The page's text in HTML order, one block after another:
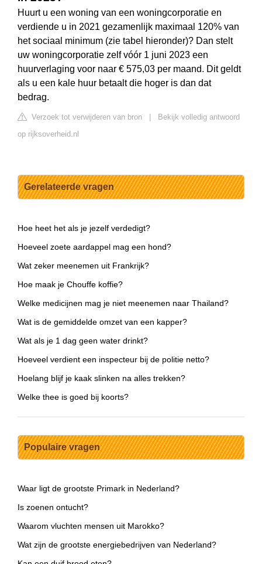
Huurt u een woning van een woningcorporatie en
verdiende u in 2021 gezamenlijk maximaal 120% van
het sociaal minimum (zie tabel hieronder)? Dan stelt
uw woningcorporatie zelf vóór 1 juni 2023 een
huurverlaging voor naar € 575,03 per maand. Dit geldt
als u een kale huur betaalt die hoger is dan dat
bedrag.
Verzoek tot verwijderen van bron
Bekijk volledig antwoord
op rijksoverheid.nl
Gerelateerde vragen
Hoe heet het als je jezelf verdedigt?
Hoeveel zoete aardappel mag een hond?
Wat zeker meenemen uit Frankrijk?
Hoe maak je Chouffe koffie?
Welke medicijnen mag je niet meenemen naar Thailand?
Wat is de gemiddelde omzet van een kapper?
Wat als je 1 dag geen water drinkt?
Hoeveel verdient een inspecteur bij de politie netto?
Hoelang blijf je kaak slinken na alles trekken?
Welke thee is goed bij koorts?
Populaire vragen
Waar ligt de grootste Primark in Nederland?
Is zoenen ontucht?
Waarom vluchten mensen uit Marokko?
Wat zijn de grootste energiebedrijven van Nederland?